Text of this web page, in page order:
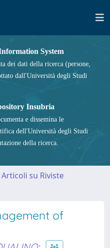
System
dei dati della ricerca (persone,
dall'Università degli Studi
Insubria
e dissemina le
dell'Università degli Studi
della ricerca.
Articoli su Riviste
of